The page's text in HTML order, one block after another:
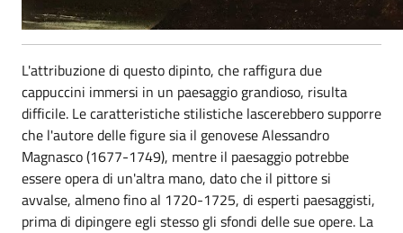
L'attribuzione di questo dipinto, che raffigura due
cappuccini immersi in un paesaggio grandioso, risulta
difficile. Le caratteristiche stilistiche lascerebbero supporre
che l'autore delle figure sia il genovese Alessandro
Magnasco (1677-1749), mentre il paesaggio potrebbe
essere opera di un'altra mano, dato che il pittore si
avvalse, almeno fino al 1720-1725, di esperti paesaggisti,
prima di dipingere egli stesso gli sfondi delle sue opere. La